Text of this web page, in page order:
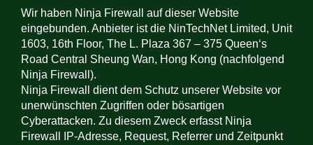
Wir haben Ninja Firewall auf dieser Website
eingebunden. Anbieter ist die NinTechNet Limited, Unit
1603, 16th Floor, The L. Plaza 367 – 375 Queen‘s
Road Central Sheung Wan, Hong Kong (nachfolgend
Ninja Firewall).
Ninja Firewall dient dem Schutz unserer Website vor
unerwünschten Zugriffen oder bösartigen
Cyberattacken. Zu diesem Zweck erfasst Ninja
Firewall IP-Adresse, Request, Referrer und Zeitpunkt